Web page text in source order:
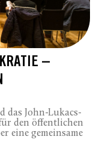
–
das John-Lukacs-
den öffentlichen
eine gemeinsame